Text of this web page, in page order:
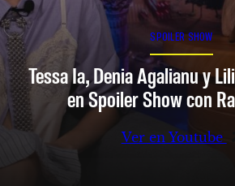
SPOILER SHOW
Tessa Ia, Denia Agalianu y
en Spoiler Show con
Ver en Youtube